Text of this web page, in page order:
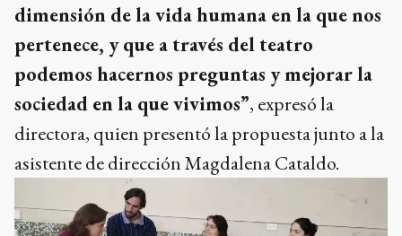
dimensión de la vida humana en la que nos
pertenece, y que a través del teatro
podemos hacernos preguntas y mejorar la
sociedad en la que vivimos”, expresó la
directora, quien presentó la propuesta junto a la
asistente de dirección Magdalena Cataldo.